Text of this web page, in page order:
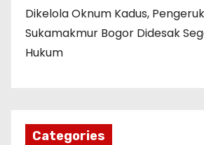
Dikelola Oknum Kadus,
Sukamakmur Bogor Didesak
Hukum
Categories